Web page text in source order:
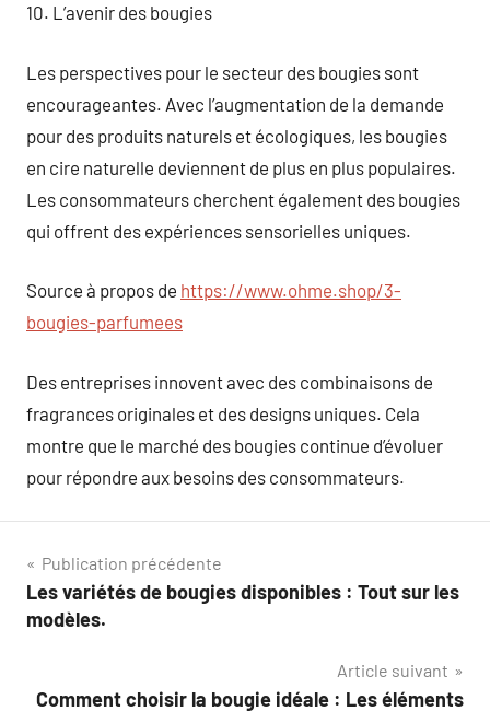
10. L’avenir des bougies
Les perspectives pour le secteur des bougies sont
encourageantes. Avec l’augmentation de la demande
pour des produits naturels et écologiques, les bougies
en cire naturelle deviennent de plus en plus populaires.
Les consommateurs cherchent également des bougies
qui offrent des expériences sensorielles uniques.
Source à propos de https://www.ohme.shop/3-
bougies-parfumees
Des entreprises innovent avec des combinaisons de
fragrances originales et des designs uniques. Cela
montre que le marché des bougies continue d’évoluer
pour répondre aux besoins des consommateurs.
Navigation
de
Publication précédente
Les variétés de bougies disponibles : Tout sur les
modèles.
Article suivant
Comment choisir la bougie idéale : Les éléments